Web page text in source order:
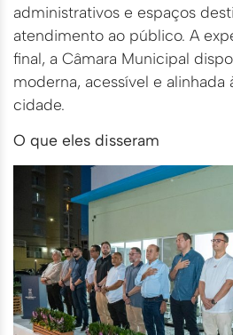
administrativos e espaços
atendimento ao público. A
final, a Câmara Municipal
moderna, acessível e alinhada
cidade.
O que eles disseram